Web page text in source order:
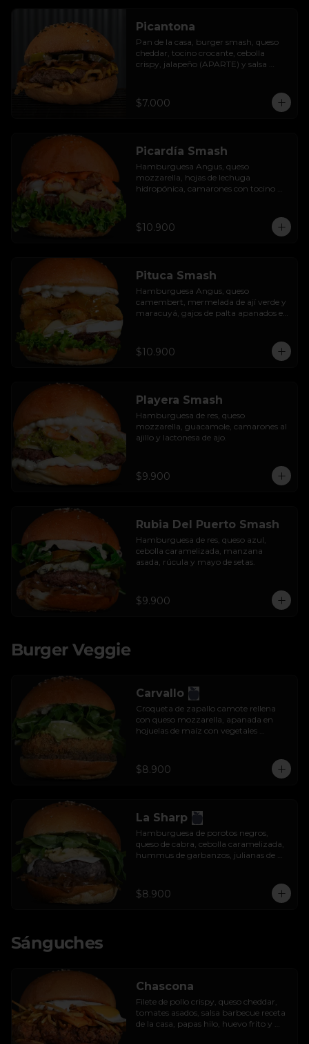
Picantona
Pan de la casa, burger smash, queso
cheddar, tocino crocante, cebolla
crispy, jalapeño (APARTE) y salsa
$7.000
Picardía Smash
Hamburguesa Angus, queso
mozzarella, hojas de lechuga
hidropónica, camarones con tocino
$10.900
Pituca Smash
Hamburguesa Angus, queso
camembert, mermelada de ají verde y
maracuyá, gajos de palta apanados en
$10.900
Playera Smash
Hamburguesa de res, queso
mozzarella, guacamole, camarones al
ajillo y lactonesa de ajo.
$9.900
Rubia Del Puerto Smash
Hamburguesa de res, queso azul,
cebolla caramelizada, manzana
asada, rúcula y mayo de setas.
$9.900
Burger Veggie
Carvallo
Croqueta de zapallo camote rellena
con queso mozzarella, apanada en
hojuelas de maíz con vegetales
$8.900
La Sharp
Hamburguesa de porotos negros,
queso de cabra, cebolla caramelizada,
hummus de garbanzos, julianas de
$8.900
Sánguches
Chascona
Filete de pollo crispy, queso cheddar,
tomates asados, salsa barbecue receta
de la casa, papas hilo, huevo frito y